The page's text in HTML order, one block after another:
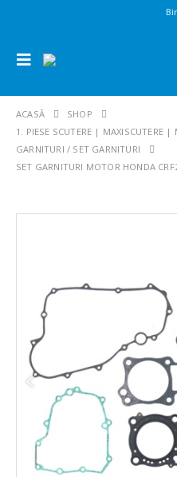
ACASĂ
SHOP
1. PIESE SCUTERE | MAXISCUTERE
GARNITURI / SET GARNITURI
SET GARNITURI MOTOR HONDA